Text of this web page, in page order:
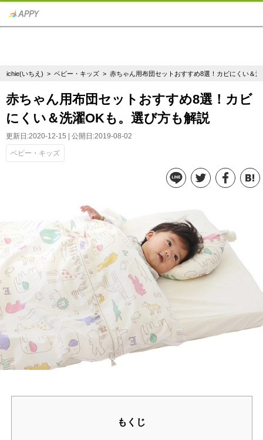
ichie(いちえ) >ベビー・キッズ > 赤ちゃん用布団セットおすすめ8選！カビにくい＆
赤ちゃん用布団セットおすすめ8選！カビ
にくい＆洗濯OKも。選び方も解説
更新日:2020-12-15 | 公開日:2019-08-02
ベビー・キッズ
もくじ